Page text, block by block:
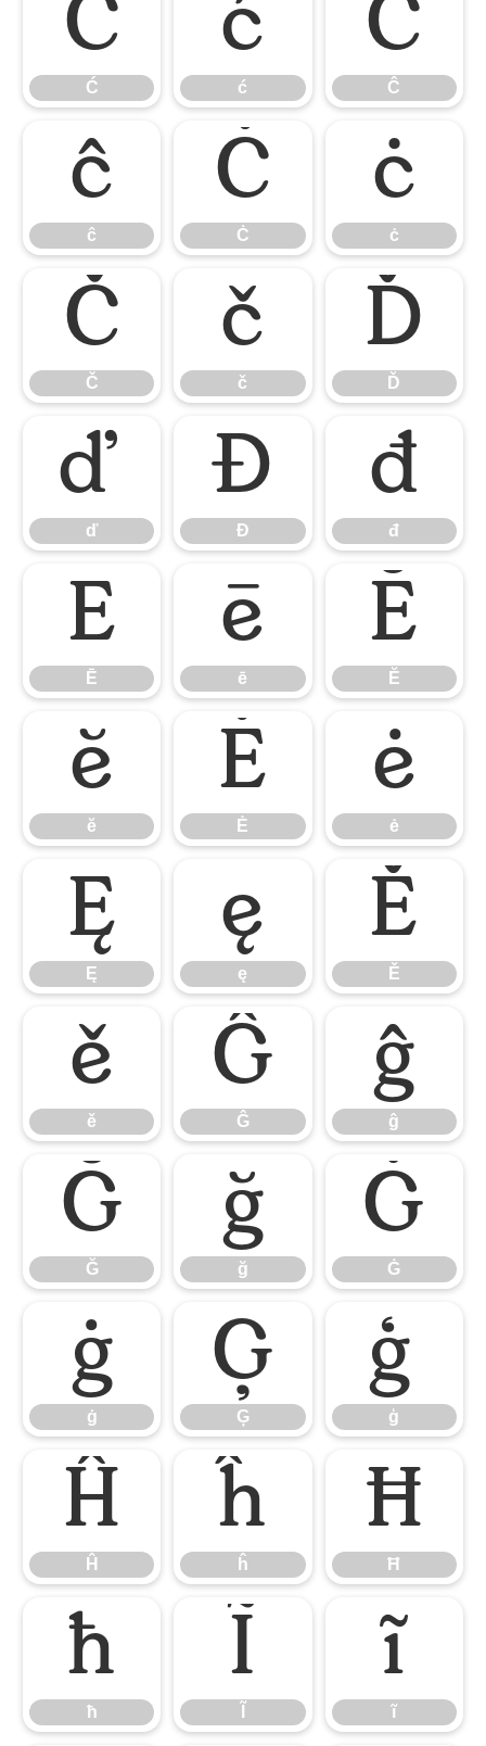
Ć
Ć
ć
ć
Ĉ
Ĉ
ĉ
ĉ
Ċ
Ċ
ċ
ċ
Č
Č
č
č
Ď
Ď
ď
ď
Đ
Đ
đ
đ
Ē
Ē
ē
ē
Ĕ
Ĕ
ĕ
ĕ
Ė
Ė
ė
ė
Ę
Ę
ę
ę
Ě
Ě
ě
ě
Ĝ
Ĝ
ĝ
ĝ
Ğ
Ğ
ğ
ğ
Ġ
Ġ
ġ
ġ
Ģ
Ģ
ģ
ģ
Ĥ
Ĥ
ĥ
ĥ
Ħ
Ħ
ħ
ħ
Ĩ ĩ
ĩ